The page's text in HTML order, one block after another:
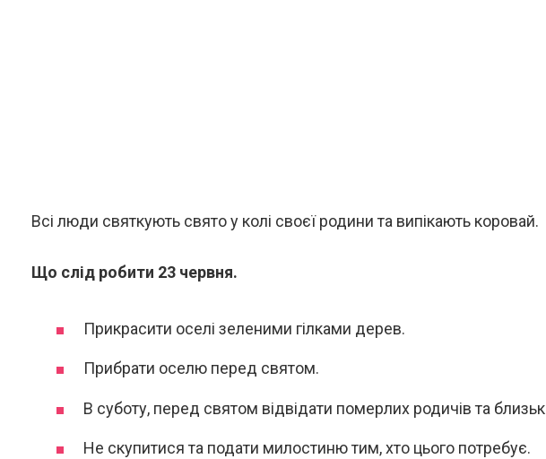
Всі люди святкують свято у колі своєї родини та випікають коровай.
Що слід робити 23 червня.
Прикрасити оселі зеленими гілками дерев.
Прибрати оселю перед святом.
В суботу, перед святом відвідати померлих родичів та
Не скупитися та подати милостиню тим, хто цього потребує.